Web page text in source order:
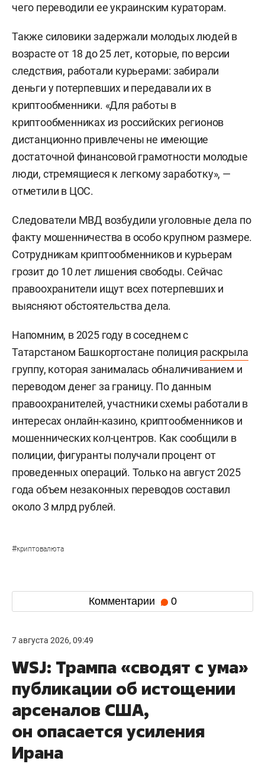
чего переводили ее украинским кураторам.
Также силовики задержали молодых людей в
возрасте от 18 до 25 лет, которые, по версии
следствия, работали курьерами: забирали
деньги у потерпевших и передавали их в
криптообменники. «Для работы в
криптообменниках из российских регионов
дистанционно привлечены не имеющие
достаточной финансовой грамотности молодые
люди, стремящиеся к легкому заработку», —
отметили в ЦОС.
Следователи МВД возбудили уголовные дела по
факту мошенничества в особо крупном размере.
Сотрудникам криптообменников и курьерам
грозит до 10 лет лишения свободы. Сейчас
правоохранители ищут всех потерпевших и
выясняют обстоятельства дела.
Напомним, в 2025 году в соседнем с
Татарстаном Башкортостане полиция раскрыла
группу, которая занималась обналичиванием и
переводом денег за границу. По данным
правоохранителей, участники схемы работали в
интересах онлайн-казино, криптообменников и
мошеннических кол-центров. Как сообщили в
полиции, фигуранты получали процент от
проведенных операций. Только на август 2025
года объем незаконных переводов составил
около 3 млрд рублей.
#криптовалюта
Комментарии 0
7 августа 2026, 09:49
WSJ: Трампа «сводят с ума»
публикации об истощении
арсеналов США,
он опасается усиления
Ирана